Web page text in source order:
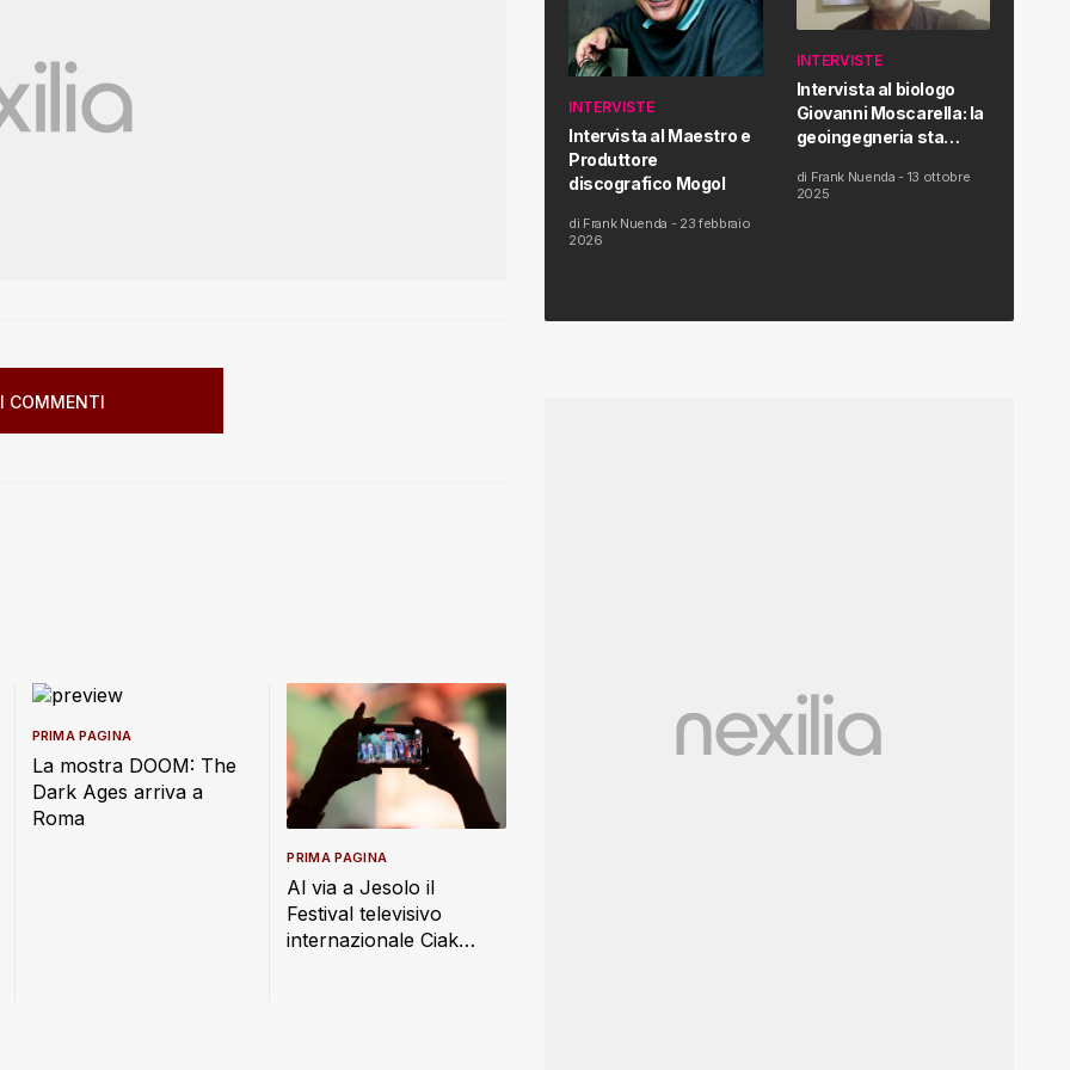
COMMENTI
La mostra DOOM: The
Dark Ages arriva a
Roma
PRIMA PAGINA
Al via a Jesolo il
Festival televisivo
internazionale Ciak
PRIMA PAGINA
INTERVISTE
Intervista al Maestro e
Produttore
discografico Mogol
di Frank Nuenda - 23 febbraio
2026
INTERVISTE
Intervista al biologo
Giovanni Moscarella: la
geoingegneria sta
salute dell’uomo
di Frank Nuenda - 13 ottobre
2025